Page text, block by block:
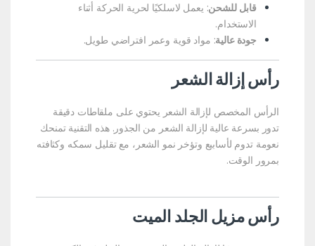
قابل للشحن: يعمل لاسلكيًا لحرية الحركة أثناء
الاستخدام.
جودة عالية: مواد قوية وعمر افتراضي طويل.
رأس إزالة الشعر
الرأس المخصص لإزالة الشعر يحتوي على ملقاطات دقيقة
تدور بسرعة عالية لإزالة الشعر من الجذور. هذه التقنية تمنحك
نعومة تدوم لأسابيع وتؤخر نمو الشعر، مع تقليل سمكه وكثافته
بمرور الوقت.
رأس مزيل الجلد الميت